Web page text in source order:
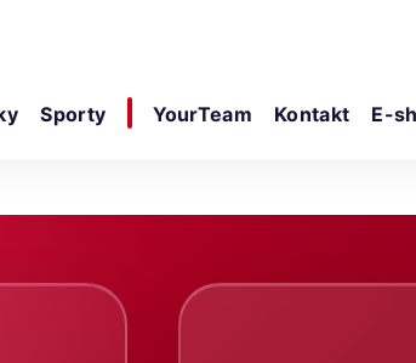
Sporty YourTeam Kontakt E-